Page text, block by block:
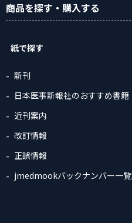
商品を探す ・購入する
紙で探す
新刊
日本医事新報社のおすすめ書籍
近刊案内
改訂情報
正誤情報
jmedmookバックナンバー一覧